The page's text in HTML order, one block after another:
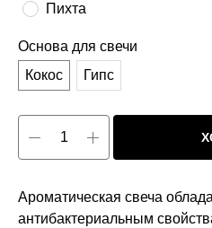
Пихта
Основа для свечи
Кокос
Гипс
Ароматическая свеча
антибактериальным